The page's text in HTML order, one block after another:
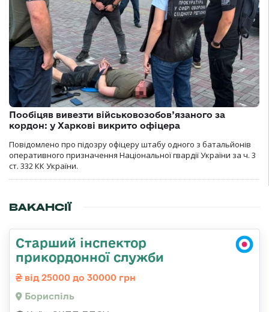
Пообіцяв вивезти військовозобов’язаного за
кордон: у Харкові викрито офіцера
Повідомлено про підозру офіцеру штабу одного з батальйонів
оперативного призначення Національної гвардії України за ч. 3
ст. 332 КК України.
ВАКАНСІЇ
Старший інспектор
прикордонної служби
від 25000 до 30000 грн
Бориспіль